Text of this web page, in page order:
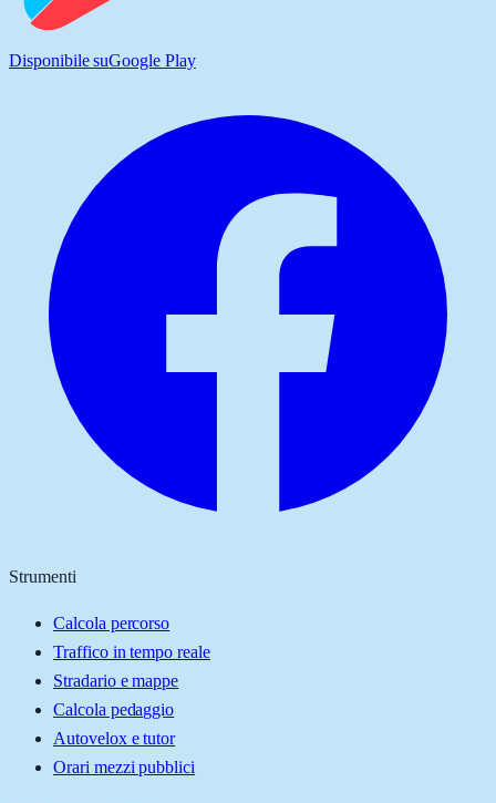
Disponibile suGoogle Play
Strumenti
Calcola percorso
Traffico in tempo reale
Stradario e mappe
Calcola pedaggio
Autovelox e tutor
Orari mezzi pubblici